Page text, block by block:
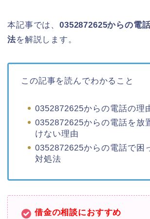
本記事では、0352872625からの電
法を解説します。
この記事を読んでわかること
0352872625からの電話の理
0352872625からの電話を放
けない理由
0352872625からの電話で困
対処法
借金の相談におすすめ